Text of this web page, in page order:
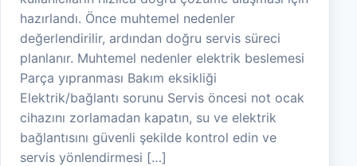
hazırlandı. Önce muhtemel nedenler
değerlendirilir, ardından doğru servis süreci
planlanır. Muhtemel nedenler elektrik beslemesi
Parça yıpranması Bakım eksikliği
Elektrik/bağlantı sorunu Servis öncesi not ocak
cihazını zorlamadan kapatın, su ve elektrik
bağlantısını güvenli şekilde kontrol edin ve
servis yönlendirmesi […]